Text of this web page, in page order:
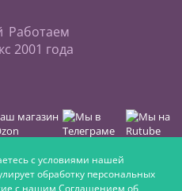
Работаем
с 2001 года
с условиями нашей
обработку персональных
с нашим Соглашением об